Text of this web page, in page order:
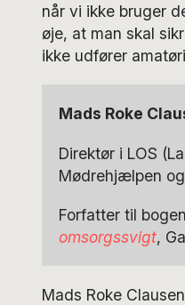
når vi ikke bruger
øje, at man skal
ikke udfører
Mads Roke
Direktør i LOS
Mødrehjælpen
Forfatter til
omsorgssvigt,
Mads Roke